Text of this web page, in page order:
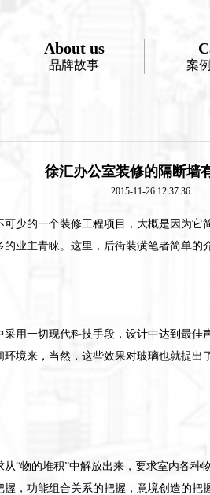
About us
品牌故事 案
徐汇办公室装修的隔断墙
2015-11-26 12:37:36
可少的一个装修工程项目，大概是因为它
业主青睐。这里，后街装潢笔者简单的
用一切现代科技手段，设计中达到最
境来，当然，这些效果对玻璃也就提
“物的堆积”中解放出来，要求室内各
，功能组合关系的把握，意境创造的